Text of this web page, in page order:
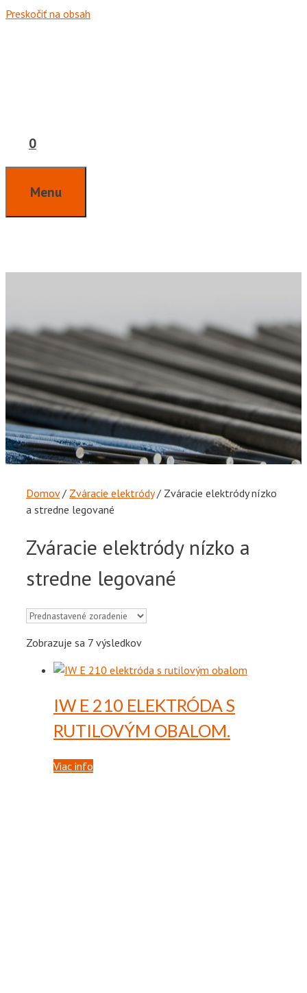
Preskočiť na obsah
0
Menu
Domov/ Zváracie elektródy/ Zváracie elektródy nízko
a stredne legované
Zváracie elektródy nízko a
stredne legované
Zobrazuje sa 7 výsledkov
IW E 210 ELEKTRÓDA S
RUTILOVÝM OBALOM.
Viac info